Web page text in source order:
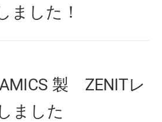
ました！
製 ZENITレ
ました